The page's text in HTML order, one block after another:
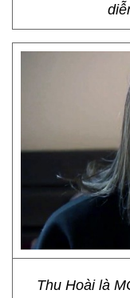
Thu Hoài là